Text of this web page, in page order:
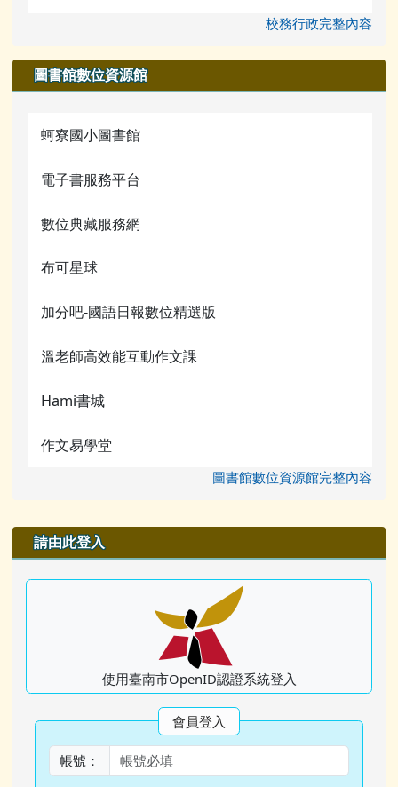
校務行政完整內容
圖書館數位資源館
蚵寮國小圖書館
電子書服務平台
數位典藏服務網
布可星球
加分吧-國語日報數位精選版
溫老師高效能互動作文課
Hami書城
作文易學堂
圖書館數位資源館完整內容
右邊區域內容
請由此登入
使用臺南市OpenID認證系統登入
會員登入
帳號：